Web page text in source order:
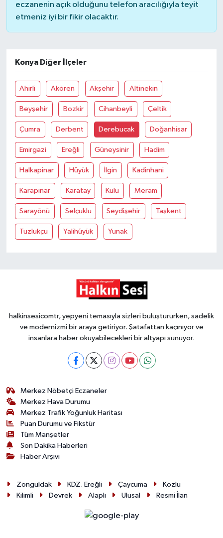
eczanenin açık olduğunu telefon aracılığıyla teyit
etmeniz iyi bir fikir olacaktır.
Konya Diğer İlçeler
Ahirli Akören Akşehir Altinekin
Beyşehir Bozkir Cihanbeyli Çeltik
Çumra Derbent Derebucak Doğanhisar
Emirgazi Ereğli Güneysinir Hadim
Halkapinar Hüyük İlgin Kadinhani
Karapinar Karatay Kulu Meram
Sarayönü Selçuklu Seydişehir Taşkent
Tuzlukçu Yalihüyük Yunak
halkinsesicomtr, yepyeni temasıyla sizleri buluştururken, sadelik
ve modernizmi bir araya getiriyor. Şatafattan kaçınıyor ve
insanlara haber okuyabilecekleri bir altyapı sunuyor.
Merkez Nöbetçi Eczaneler
Merkez Hava Durumu
Merkez Trafik Yoğunluk Haritası
Puan Durumu ve Fikstür
Tüm Manşetler
Son Dakika Haberleri
Haber Arşivi
Zonguldak KDZ. Ereğli Çaycuma
Kozlu
Kilimli
Devrek Alaplı Ulusal Resmi İlan
Düzce
Ekonomi
Genel
Gökçebey
GÜNDEM
İş ilanı
Kilimli
Kültür - Sanat
MAGAZİN
Röportaj
Spor
Ulusal
Yaşam